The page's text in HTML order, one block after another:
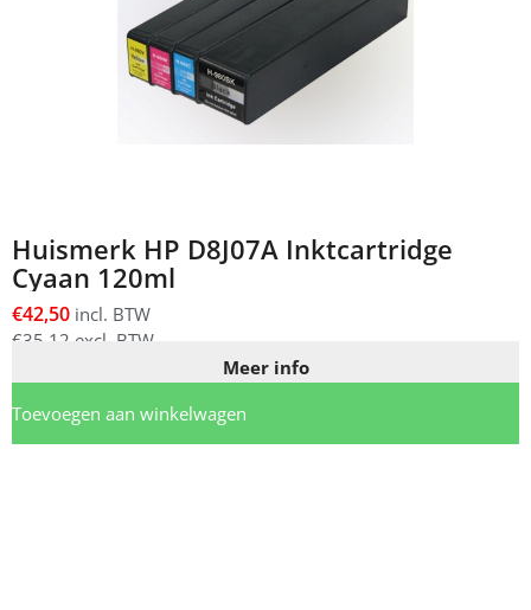
Huismerk HP D8J07A Inktcartridge
Cyaan 120ml
€42,50 incl. BTW
€35,12 excl. BTW
Meer info
Toevoegen aan winkelwagen